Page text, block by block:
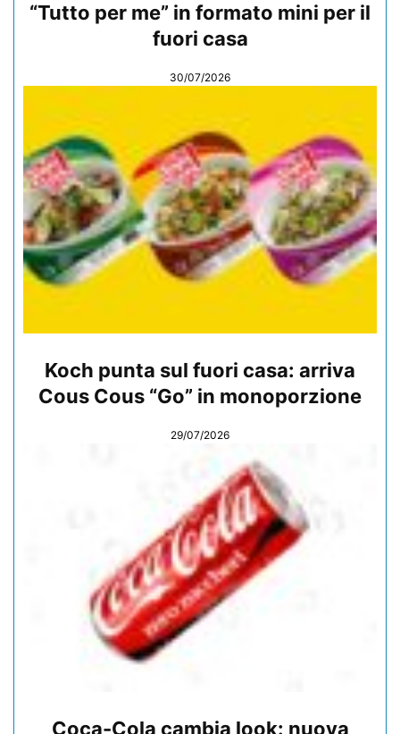
“Tutto per me” in formato mini per il
fuori casa
30/07/2026
Koch punta sul fuori casa: arriva
Cous Cous “Go” in monoporzione
29/07/2026
Coca-Cola cambia look: nuova